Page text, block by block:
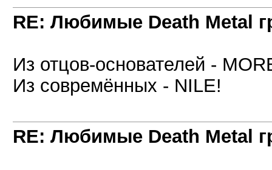
RE: Любимые Death Metal
Из отцов-основателей -
Из совремённых - NILE!
RE: Любимые Death Metal